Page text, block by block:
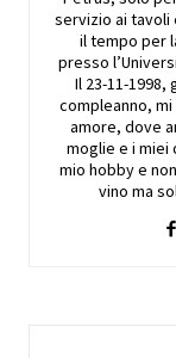
servizio ai tavoli
il tempo per
presso
Il 23-11-
compleanno,
amore, dove
moglie e i miei
mio hobby e
vino ma